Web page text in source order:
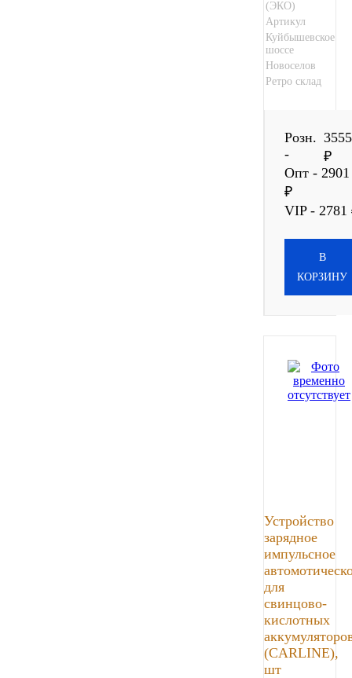
(ЭКО)
Артикул
Куйбышевское
шоссе
Новоселов
Ретро склад
Розн.
-
3555
₽
Опт - 2901
₽
VIP - 2781
В
КОРЗИНУ
Устройство
зарядное
импульсное
для
свинцово-
кислотных
(CARLINE),
шт